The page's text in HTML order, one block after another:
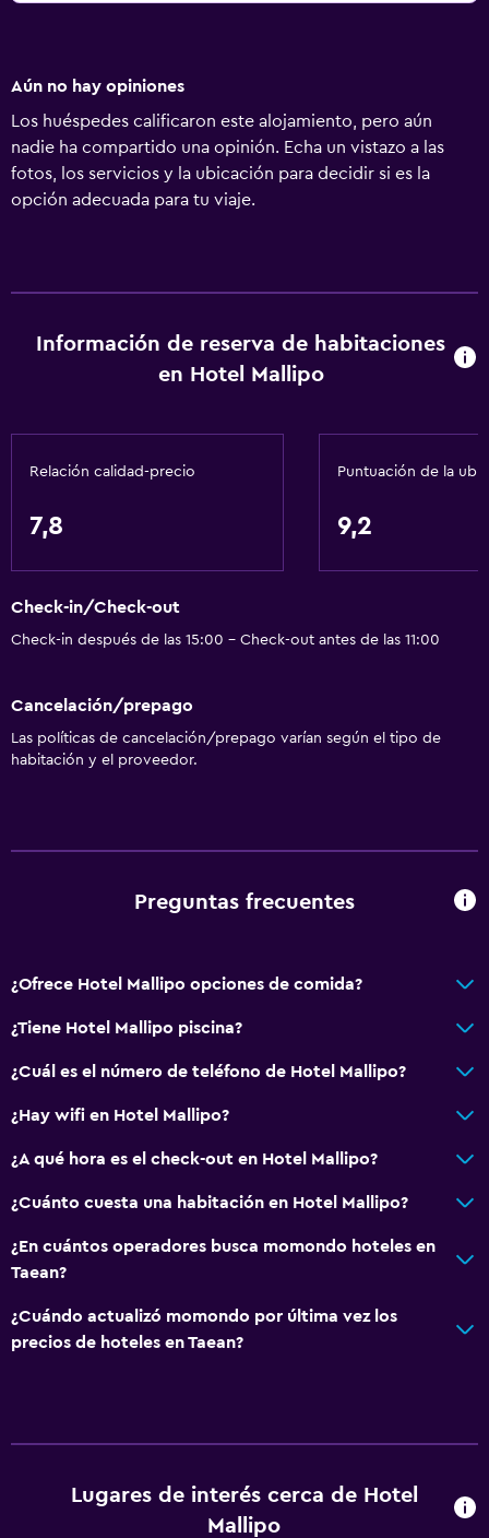
Aún no hay opiniones
Los huéspedes calificaron este alojamiento, pero aún
nadie ha compartido una opinión. Echa un vistazo a las
fotos, los servicios y la ubicación para decidir si es la
opción adecuada para tu viaje.
Información de reserva de habitaciones
en Hotel Mallipo
Relación calidad-precio
7,8
Puntuación de la
9,2
Check-in/Check-out
Check-in después de las 15:00 - Check-out antes de las 11:00
Cancelación/prepago
Las políticas de cancelación/prepago varían según el tipo de
habitación y el proveedor.
Preguntas frecuentes
¿Ofrece Hotel Mallipo opciones de comida?
¿Tiene Hotel Mallipo piscina?
¿Cuál es el número de teléfono de Hotel Mallipo?
¿Hay wifi en Hotel Mallipo?
¿A qué hora es el check-out en Hotel Mallipo?
¿Cuánto cuesta una habitación en Hotel Mallipo?
¿En cuántos operadores busca momondo hoteles en
Taean?
¿Cuándo actualizó momondo por última vez los
precios de hoteles en Taean?
Lugares de interés cerca de Hotel
Mallipo